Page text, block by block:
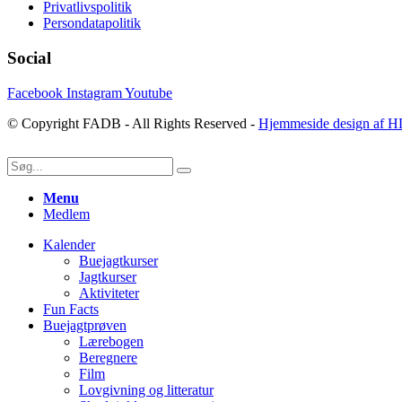
Privatlivspolitik
Persondatapolitik
Social
Facebook InstagramYoutube
© Copyright FADB - All Rights Reserved - Hjemmeside design af
Menu
Medlem
Kalender
Buejagtkurser
Jagtkurser
Aktiviteter
Fun Facts
Buejagtprøven
Lærebogen
Beregnere
Film
Lovgivning og litteratur